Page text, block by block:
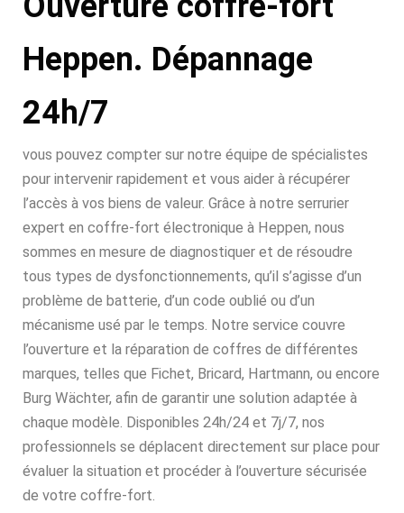
Heppen. Dépannage
24h/7
vous pouvez compter sur notre équipe de spécialistes
pour intervenir rapidement et vous aider à récupérer
l’accès à vos biens de valeur. Grâce à notre serrurier
expert en coffre-fort électronique à Heppen, nous
sommes en mesure de diagnostiquer et de résoudre
tous types de dysfonctionnements, qu’il s’agisse d’un
problème de batterie, d’un code oublié ou d’un
mécanisme usé par le temps. Notre service couvre
l’ouverture et la réparation de coffres de différentes
marques, telles que Fichet, Bricard, Hartmann, ou encore
Burg Wächter, afin de garantir une solution adaptée à
chaque modèle. Disponibles 24h/24 et 7j/7, nos
professionnels se déplacent directement sur place pour
évaluer la situation et procéder à l’ouverture sécurisée
de votre coffre-fort.